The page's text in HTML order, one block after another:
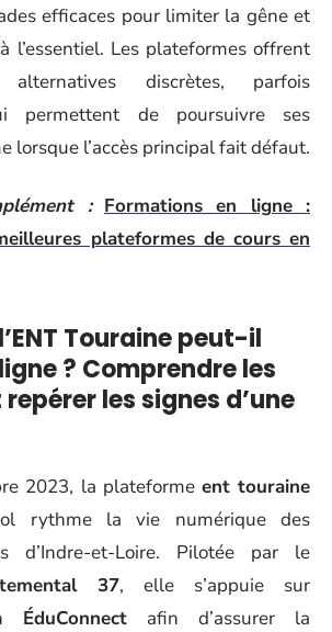
efficaces pour limiter la gêne et
l’essentiel. Les plateformes offrent
discrètes, parfois
permettent de poursuivre ses
lorsque l’accès principal fait défaut.
: Formations en ligne :
plateformes de cours en
Touraine peut-il
? Comprendre les
les signes d’une
2023, la plateforme ent touraine
rythme la vie numérique des
d’Indre-et-Loire. Pilotée par le
37, elle s’appuie sur
ÉduConnect afin d’assurer la